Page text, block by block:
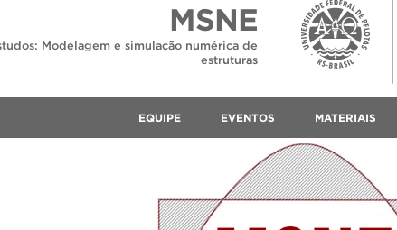
MSNE
Modelagem e simulação numérica de
estruturas
EQUIPE EVENTOS MATERIAIS